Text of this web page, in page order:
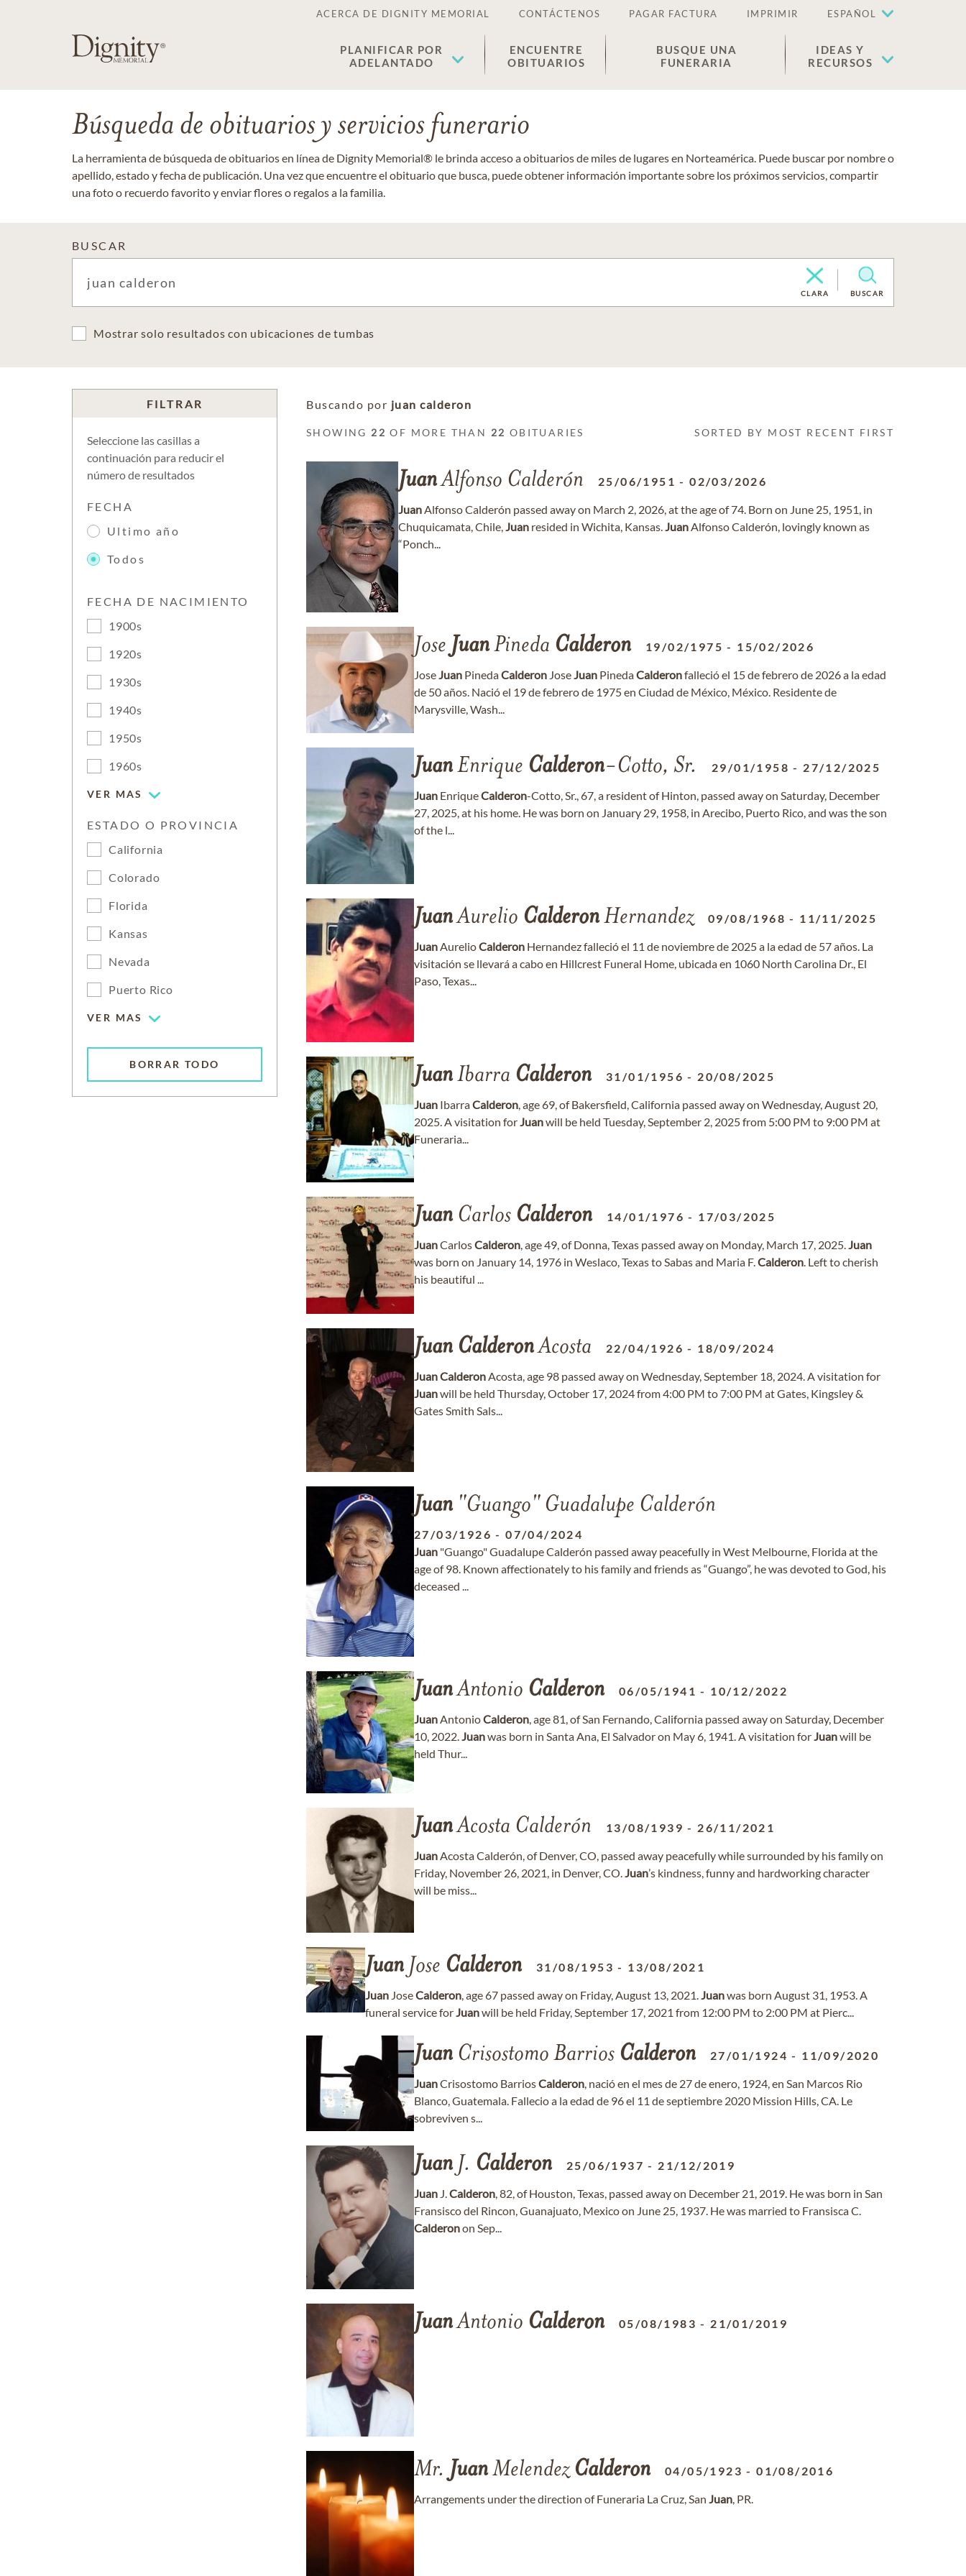
ACERCA DE DIGNITY MEMORIAL CONTÁCTENOS PAGAR FACTURA IMPRIMIR ESPAÑOL
PLANIFICAR POR
ADELANTADO
ENCUENTRE
OBITUARIOS
BUSQUE UNA
FUNERARIA
IDEAS Y
RECURSOS
Búsqueda de obituarios y servicios funerario
La herramienta de búsqueda de obituarios en línea de Dignity Memorial® le brinda acceso a obituarios de miles de lugares en Norteamérica. Puede buscar por nombre o
apellido, estado y fecha de publicación. Una vez que encuentre el obituario que busca, puede obtener información importante sobre los próximos servicios, compartir
una foto o recuerdo favorito y enviar flores o regalos a la familia.
BUSCAR
CLARA BUSCAR
Mostrar solo resultados con ubicaciones de tumbas
FILTRAR
Seleccione las casillas a
continuación para reducir el
número de resultados
FECHA
Ultimo año
Todos
FECHA DE NACIMIENTO
1900s
1920s
1930s
1940s
1950s
1960s
VER MAS
ESTADO O PROVINCIA
California
Colorado
Florida
Kansas
Nevada
Puerto Rico
VER MAS
BORRAR TODO
Buscando por juan calderon
SHOWING 22 OF MORE THAN 22 OBITUARIES SORTED BY MOST RECENT FIRST
JuanAlfonso Calderón 25/06/1951 -02/03/2026
JuanAlfonso Calderón passed away on March 2, 2026, at the age of 74. Born on June 25, 1951, in
Chuquicamata, Chile,Juan resided in Wichita, Kansas.JuanAlfonso Calderón, lovingly known as
“Ponch...
Jose JuanPineda Calderon 19/02/1975 - 15/02/2026
JoseJuan PinedaCalderon JoseJuan PinedaCalderonfalleció el 15 de febrero de 2026 a la edad
de 50 años. Nació el 19 de febrero de 1975 en Ciudad de México, México. Residente de
Marysville, Wash...
JuanEnrique Calderon-Cotto, Sr. 29/01/1958 - 27/12/2025
Juan EnriqueCalderon-Cotto, Sr., 67, a resident of Hinton, passed away on Saturday, December
27, 2025, at his home. He was born on January 29, 1958, in Arecibo, Puerto Rico, and was the son
of the l...
JuanAurelio CalderonHernandez 09/08/1968 - 11/11/2025
JuanAurelioCalderon Hernandez falleció el 11 de noviembre de 2025 a la edad de 57 años. La
visitación se llevará a cabo en Hillcrest Funeral Home, ubicada en 1060 North Carolina Dr., El
Paso, Texas...
JuanIbarra Calderon 31/01/1956 - 20/08/2025
Juan IbarraCalderon, age 69, of Bakersfield, California passed away on Wednesday, August 20,
2025. A visitation forJuanwill be held Tuesday, September 2, 2025 from 5:00 PM to 9:00 PM at
Funeraria...
Juan Carlos Calderon 14/01/1976 - 17/03/2025
JuanCarlosCalderon, age 49, of Donna, Texas passed away on Monday, March 17, 2025.Juan
was born on January 14, 1976 in Weslaco, Texas to Sabas and Maria F.Calderon. Left to cherish
his beautiful ...
Juan CalderonAcosta 22/04/1926 - 18/09/2024
JuanCalderonAcosta, age 98 passed away on Wednesday, September 18, 2024. A visitation for
Juanwill be held Thursday, October 17, 2024 from 4:00 PM to 7:00 PM at Gates, Kingsley &
Gates Smith Sals...
Juan "Guango" Guadalupe Calderón
27/03/1926 -07/04/2024
Juan "Guango" Guadalupe Calderón passed away peacefully in West Melbourne, Florida at the
age of 98. Known affectionately to his family and friends as “Guango”, he was devoted to God, his
deceased ...
JuanAntonio Calderon 06/05/1941 - 10/12/2022
JuanAntonioCalderon, age 81, of San Fernando, California passed away on Saturday, December
10, 2022.Juanwas born in Santa Ana, El Salvador on May 6, 1941. A visitation forJuanwill be
held Thur...
JuanAcosta Calderón 13/08/1939 - 26/11/2021
JuanAcosta Calderón, of Denver, CO, passed away peacefully while surrounded by his family on
Friday, November 26, 2021, in Denver, CO.Juan’s kindness, funny and hardworking character
will be miss...
Juan Jose Calderon 31/08/1953 - 13/08/2021
Juan JoseCalderon, age 67 passed away on Friday, August 13, 2021.Juanwas born August 31, 1953. A
funeral service forJuanwill be held Friday, September 17, 2021 from 12:00 PM to 2:00 PM at Pierc...
Juan Crisostomo Barrios Calderon 27/01/1924 - 11/09/2020
JuanCrisostomo BarriosCalderon, nació en el mes de 27 de enero, 1924, en San Marcos Rio
Blanco, Guatemala. Fallecio a la edad de 96 el 11 de septiembre 2020 Mission Hills, CA. Le
sobreviven s...
Juan J. Calderon 25/06/1937 - 21/12/2019
Juan J.Calderon, 82, of Houston, Texas, passed away on December 21, 2019. He was born in San
Fransisco del Rincon, Guanajuato, Mexico on June 25, 1937. He was married to Fransisca C.
Calderonon Sep...
JuanAntonio Calderon 05/08/1983 - 21/01/2019
Mr. JuanMelendezCalderon 04/05/1923 -01/08/2016
Arrangements under the direction of Funeraria La Cruz, San Juan, PR.